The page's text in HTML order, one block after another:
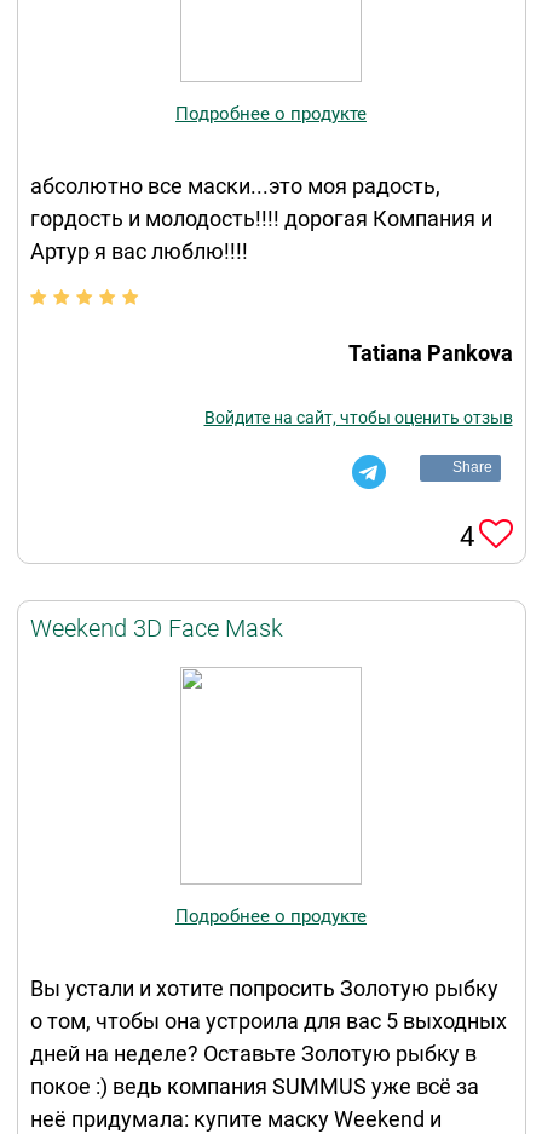
Подробнее о продукте
абсолютно все маски...это моя радость,
гордость и молодость!!!! дорогая Компания и
Артур я вас люблю!!!!
Tatiana Pankova
Войдите на сайт, чтобы оценить отзыв
Share
4
Weekend 3D Face Mask
Подробнее о продукте
Вы устали и хотите попросить Золотую рыбку
о том, чтобы она устроила для вас 5 выходных
дней на неделе? Оставьте Золотую рыбку в
покое :) ведь компания SUMMUS уже всё за
неё придумала: купите маску Weekend и